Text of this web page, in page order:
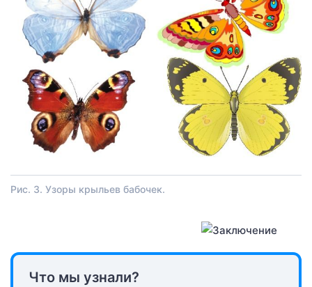
Рис. 3. Узоры крыльев бабочек.
Что мы узнали?